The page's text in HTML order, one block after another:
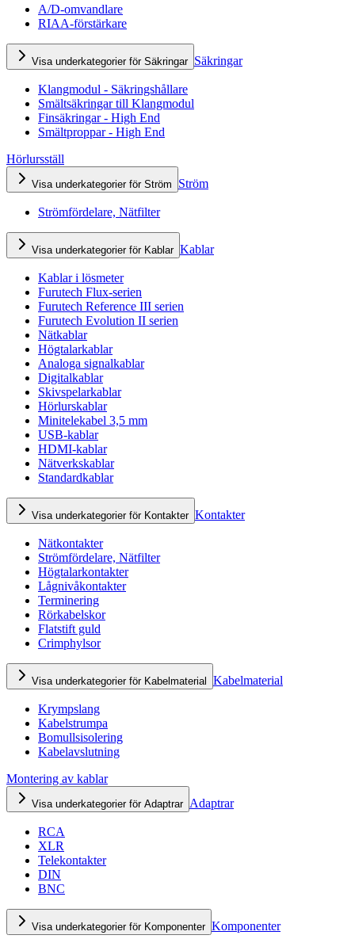
A/D-omvandlare
RIAA-förstärkare
Visa underkategorier för Säkringar Säkringar
Klangmodul - Säkringshållare
Smältsäkringar till Klangmodul
Finsäkringar - High End
Smältproppar - High End
Hörlursställ
Visa underkategorier för Ström Ström
Strömfördelare, Nätfilter
Visa underkategorier för Kablar Kablar
Kablar i lösmeter
Furutech Flux-serien
Furutech Reference III serien
Furutech Evolution II serien
Nätkablar
Högtalarkablar
Analoga signalkablar
Digitalkablar
Skivspelarkablar
Hörlurskablar
Minitelekabel 3,5 mm
USB-kablar
HDMI-kablar
Nätverkskablar
Standardkablar
Visa underkategorier för Kontakter Kontakter
Nätkontakter
Strömfördelare, Nätfilter
Högtalarkontakter
Lågnivåkontakter
Terminering
Rörkabelskor
Flatstift guld
Crimphylsor
Visa underkategorier för Kabelmaterial Kabelmaterial
Krympslang
Kabelstrumpa
Bomullsisolering
Kabelavslutning
Montering av kablar
Visa underkategorier för Adaptrar Adaptrar
RCA
XLR
Telekontakter
DIN
BNC
Visa underkategorier för Komponenter Komponenter